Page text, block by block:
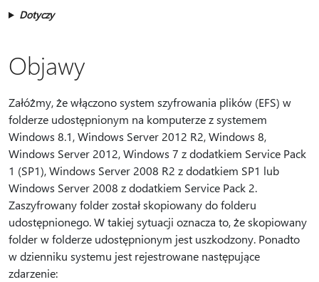
Dotyczy
Objawy
Załóżmy, że włączono system szyfrowania plików (EFS) w
folderze udostępnionym na komputerze z systemem
Windows 8.1, Windows Server 2012 R2, Windows 8,
Windows Server 2012, Windows 7 z dodatkiem Service Pack
1 (SP1), Windows Server 2008 R2 z dodatkiem SP1 lub
Windows Server 2008 z dodatkiem Service Pack 2.
Zaszyfrowany folder został skopiowany do folderu
udostępnionego. W takiej sytuacji oznacza to, że skopiowany
folder w folderze udostępnionym jest uszkodzony. Ponadto
w dzienniku systemu jest rejestrowane następujące
zdarzenie: